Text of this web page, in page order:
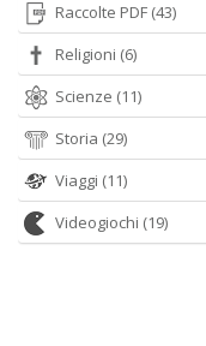
Raccolte PDF (43)
Religioni (6)
Scienze (11)
Storia (29)
Viaggi (11)
Videogiochi (19)